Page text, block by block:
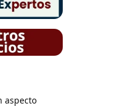
aspecto